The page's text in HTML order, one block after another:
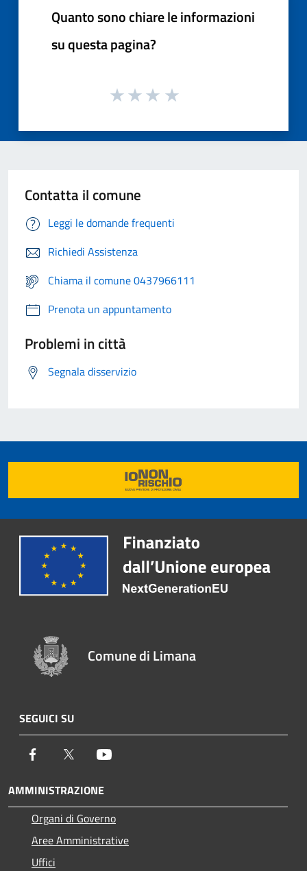
Quanto sono chiare le informazioni
su questa pagina?
Contatta il comune
Leggi le domande frequenti
Richiedi Assistenza
Chiama il comune 0437966111
Prenota un appuntamento
Problemi in città
Segnala disservizio
Comune di Limana
SEGUICI SU
Facebook Twitter
AMMINISTRAZIONE
Organi di Governo
Aree Amministrative
Uffici